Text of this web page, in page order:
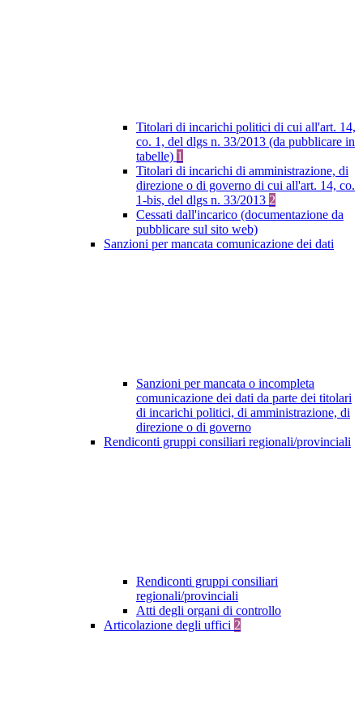
Titolari di incarichi politici di cui all'art. 14,
co. 1, del dlgs n. 33/2013 (da pubblicare in
tabelle) 1
Titolari di incarichi di amministrazione, di
direzione o di governo di cui all'art. 14, co.
1-bis, del dlgs n. 33/2013 2
Cessati dall'incarico (documentazione da
pubblicare sul sito web)
Sanzioni per mancata comunicazione dei dati
Sanzioni per mancata o incompleta
comunicazione dei dati da parte dei titolari
di incarichi politici, di amministrazione, di
direzione o di governo
Rendiconti gruppi consiliari regionali/provinciali
Rendiconti gruppi consiliari
regionali/provinciali
Atti degli organi di controllo
Articolazione degli uffici 2